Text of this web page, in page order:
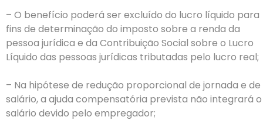
– O benefício poderá ser excluído do lucro líquido para
fins de determinação do imposto sobre a renda da
pessoa jurídica e da Contribuição Social sobre o Lucro
Líquido das pessoas jurídicas tributadas pelo lucro real;
– Na hipótese de redução proporcional de jornada e de
salário, a ajuda compensatória prevista não integrará o
salário devido pelo empregador;